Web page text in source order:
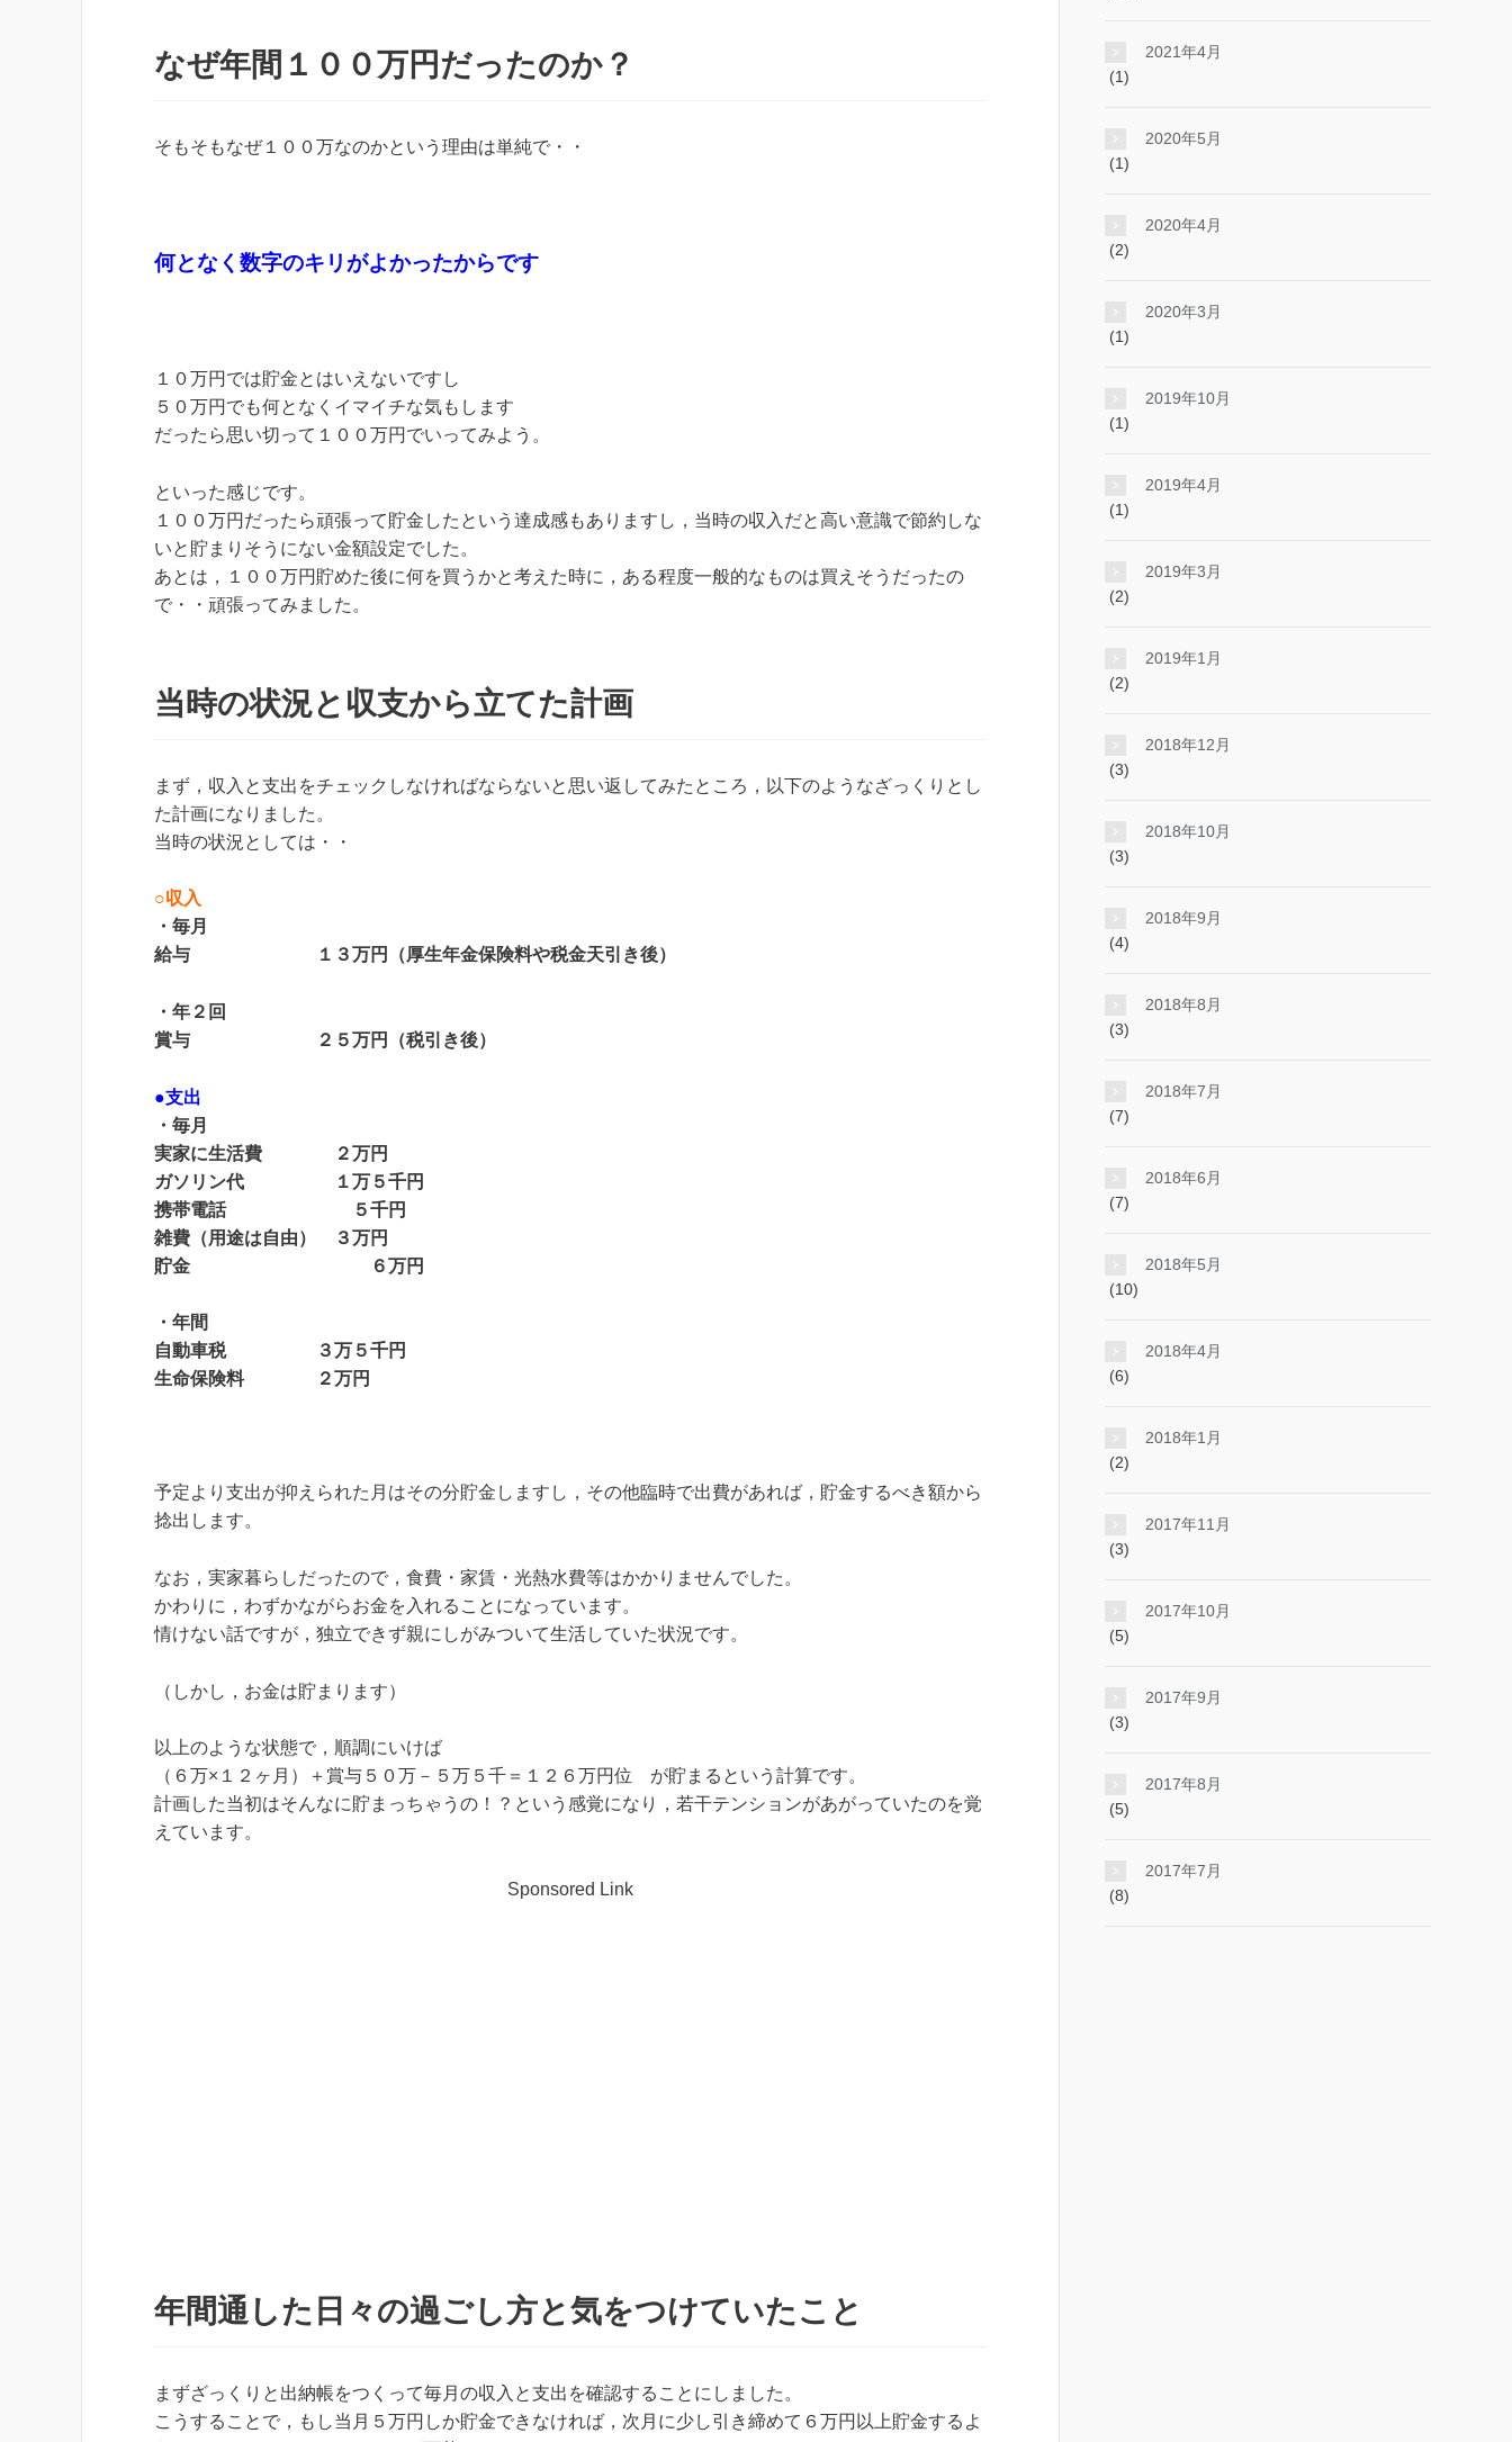
なぜ年間１００万円だったのか？
そもそもなぜ１００万なのかという理由は単純で・・
何となく数字のキリがよかったからです
１０万円では貯金とはいえないですし
５０万円でも何となくイマイチな気もします
だったら思い切って１００万円でいってみよう。
といった感じです。
１００万円だったら頑張って貯金したという達成感もありますし，当時の収入だと高い意識で節約しな
いと貯まりそうにない金額設定でした。
あとは，１００万円貯めた後に何を買うかと考えた時に，ある程度一般的なものは買えそうだったの
で・・頑張ってみました。
当時の状況と収支から立てた計画
まず，収入と支出をチェックしなければならないと思い返してみたところ，以下のようなざっくりとし
た計画になりました。
当時の状況としては・・
○収入
・毎月
給与 １３万円（厚生年金保険料や税金天引き後）
・年２回
賞与 ２５万円（税引き後）
●支出
・毎月
実家に生活費 ２万円
ガソリン代 １万５千円
携帯電話 ５千円
雑費（用途は自由） ３万円
貯金 ６万円
・年間
自動車税 ３万５千円
生命保険料 ２万円
予定より支出が抑えられた月はその分貯金しますし，その他臨時で出費があれば，貯金するべき額から
捻出します。
なお，実家暮らしだったので，食費・家賃・光熱水費等はかかりませんでした。
かわりに，わずかながらお金を入れることになっています。
情けない話ですが，独立できず親にしがみついて生活していた状況です。
（しかし，お金は貯まります）
以上のような状態で，順調にいけば
（６万×１２ヶ月）＋賞与５０万－５万５千＝１２６万円位 が貯まるという計算です。
計画した当初はそんなに貯まっちゃうの！？という感覚になり，若干テンションがあがっていたのを覚
えています。
Sponsored Link
年間通した日々の過ごし方と気をつけていたこと
まずざっくりと出納帳をつくって毎月の収入と支出を確認することにしました。
こうすることで，もし当月５万円しか貯金できなければ，次月に少し引き締めて６万円以上貯金するよ
2021年4月
(1)
2020年5月
(1)
2020年4月
(2)
2020年3月
(1)
2019年10月
(1)
2019年4月
(1)
2019年3月
(2)
2019年1月
(2)
2018年12月
(3)
2018年10月
(3)
2018年9月
(4)
2018年8月
(3)
2018年7月
(7)
2018年6月
(7)
2018年5月
(10)
2018年4月
(6)
2018年1月
(2)
2017年11月
(3)
2017年10月
(5)
2017年9月
(3)
2017年8月
(5)
2017年7月
(8)